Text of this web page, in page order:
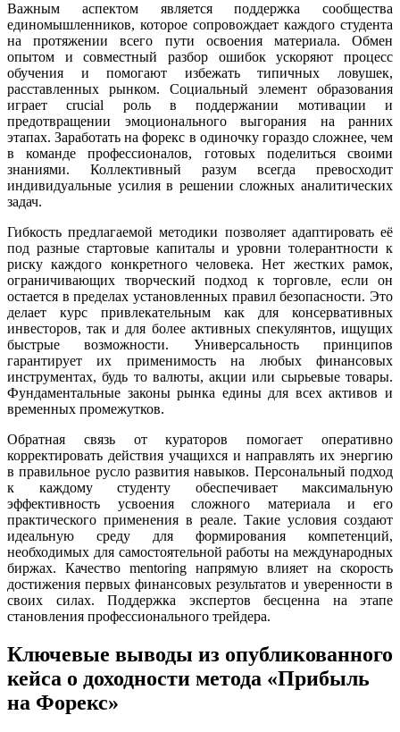
Важным аспектом является поддержка сообщества
единомышленников, которое сопровождает каждого студента
на протяжении всего пути освоения материала. Обмен
опытом и совместный разбор ошибок ускоряют процесс
обучения и помогают избежать типичных ловушек,
расставленных рынком. Социальный элемент образования
играет crucial роль в поддержании мотивации и
предотвращении эмоционального выгорания на ранних
этапах. Заработать на форекс в одиночку гораздо сложнее, чем
в команде профессионалов, готовых поделиться своими
знаниями. Коллективный разум всегда превосходит
индивидуальные усилия в решении сложных аналитических
задач.
Гибкость предлагаемой методики позволяет адаптировать её
под разные стартовые капиталы и уровни толерантности к
риску каждого конкретного человека. Нет жестких рамок,
ограничивающих творческий подход к торговле, если он
остается в пределах установленных правил безопасности. Это
делает курс привлекательным как для консервативных
инвесторов, так и для более активных спекулянтов, ищущих
быстрые возможности. Универсальность принципов
гарантирует их применимость на любых финансовых
инструментах, будь то валюты, акции или сырьевые товары.
Фундаментальные законы рынка едины для всех активов и
временных промежутков.
Обратная связь от кураторов помогает оперативно
корректировать действия учащихся и направлять их энергию
в правильное русло развития навыков. Персональный подход
к каждому студенту обеспечивает максимальную
эффективность усвоения сложного материала и его
практического применения в реале. Такие условия создают
идеальную среду для формирования компетенций,
необходимых для самостоятельной работы на международных
биржах. Качество mentoring напрямую влияет на скорость
достижения первых финансовых результатов и уверенности в
своих силах. Поддержка экспертов бесценна на этапе
становления профессионального трейдера.
Ключевые выводы из опубликованного
кейса о доходности метода «Прибыль
на Форекс»